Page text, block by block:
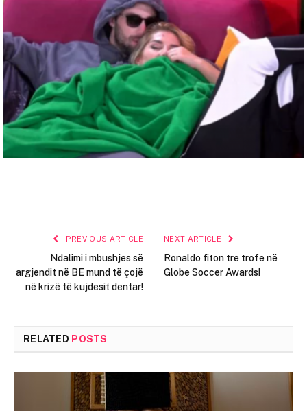
PREVIOUS ARTICLE
Ndalimi i mbushjes së
argjendit në BE mund të çojë
në krizë të kujdesit dentar!
NEXT ARTICLE
Ronaldo fiton tre trofe në
Globe Soccer Awards!
RELATED POSTS